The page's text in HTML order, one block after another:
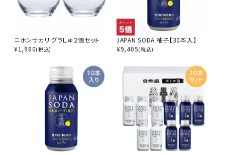
ニホンサカリ グラしゅ２個セット
¥1,980(税込)
JAPAN SODA 柚子【30本入】
¥9,405(税込)